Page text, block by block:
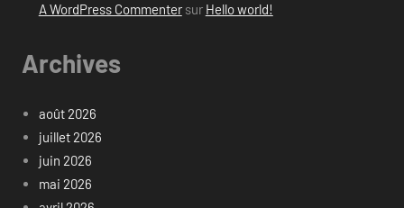
A WordPress Commentersur Hello world!
Archives
août 2026
juillet 2026
juin 2026
mai 2026